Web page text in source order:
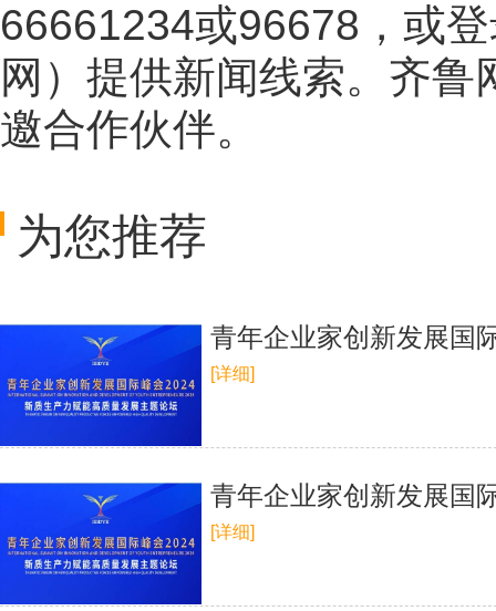
66661234或96678，或
网 ）提供新闻线索。齐鲁
邀合作伙伴。
为您推荐
青年企业家创新发展国
[详细]
青年企业家创新发展国
[详细]